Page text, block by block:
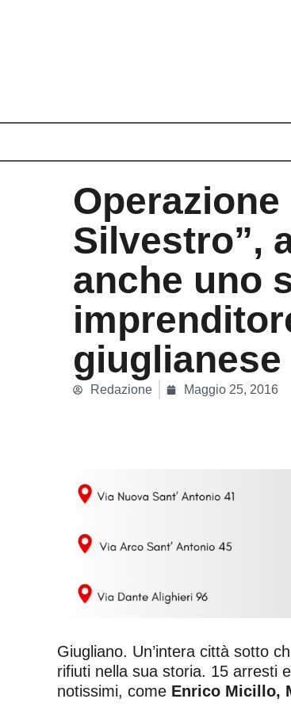
Operazione
Silvestro”,
anche uno
giuglianese
Redazione Maggio 25, 2016
Giugliano. Un’intera città sotto
rifiuti nella sua storia. 15 arresti
notissimi, come Enrico Micillo,